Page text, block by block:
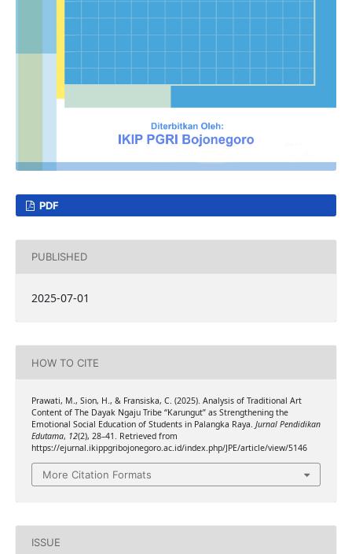
PDF
PUBLISHED
2025-07-01
HOW TO CITE
Prawati, M., Sion, H., & Fransiska, C. (2025). Analysis of Traditional Art
Content of The Dayak Ngaju Tribe “Karungut” as Strengthening the
Emotional Social Education of Students in Palangka Raya. Jurnal Pendidikan
Edutama, 12(2), 28–41. Retrieved from
https://ejurnal.ikippgribojonegoro.ac.id/index.php/JPE/article/view/5146
More Citation Formats
ISSUE